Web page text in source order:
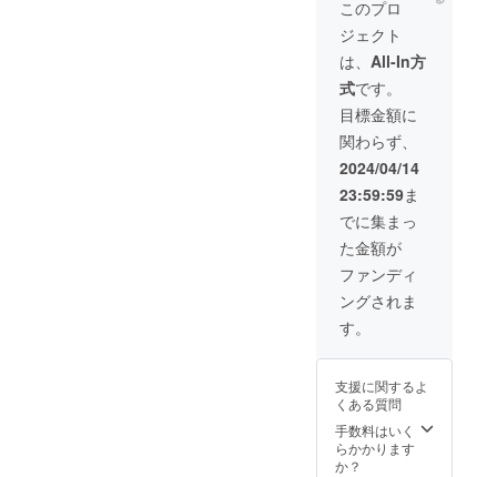
能）
時、必
ず備考
欄に下
記ご記
入くだ
いさ
い。
①推し
プ名(1
組) ②
掲載を
希望さ
れる
メッ
セージ
内) ③
お名前
（ニッ
クネー
ム可）8
文字ま
ちゃん
のパ
フォー
マンス
楽しみ
にして
ます!
（60文
字以
内）
By
○○ ③
を反映
（無記
名可
能） 支
援時、
下記ご
記入く
だいさ
い。 ①
推しグ
ループ
バック
ヤード
のケー
タリン
グに名
前が載
るのは
激レ
ア！！
後日、
ケータ
リング
コー
ナーの
写真を
公式Xで
投稿さ
す。 支
必ず備
考欄に
下記ご
記入く
だいさ
このプロ
ジェクト
は、 All-In方
式です。
目標金額に
関わらず、
2024/04/14
23:59:59ま
でに集まっ
た金額が
ファンディ
ングされま
す。
支援に関するよ
くある質問
手数料はいく
らかかります
か？